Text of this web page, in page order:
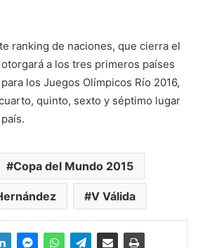
ranking de naciones, que cierra el
a los tres primeros países
los Juegos Olímpicos Río 2016,
quinto, sexto y séptimo lugar
Copa del Mundo 2015
V Válida